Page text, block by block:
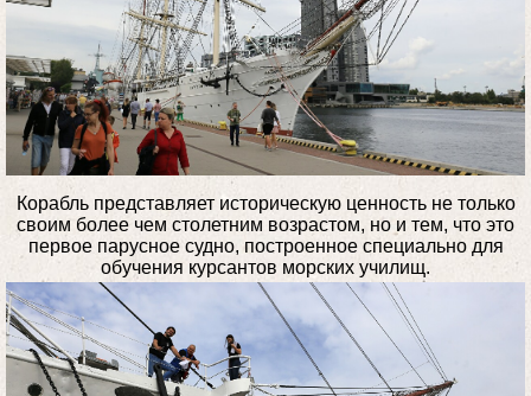
Корабль представляет историческую ценность не только
своим более чем столетним возрастом, но и тем, что это
первое парусное судно, построенное специально для
обучения курсантов морских училищ.